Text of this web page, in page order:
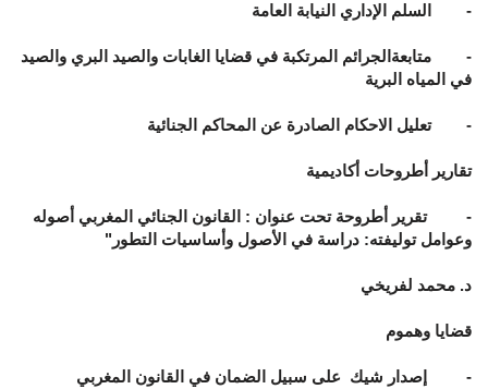
- السلم الإداري النيابة العامة
- متابعةالجرائم المرتكبة في قضايا الغابات والصيد البري والصيد
في المياه البرية
- تعليل الاحكام الصادرة عن المحاكم الجنائية
تقارير أطروحات أكاديمية
- تقرير أطروحة تحت عنوان : القانون الجنائي المغربي أصوله
وعوامل توليفته: دراسة في الأصول وأساسيات التطور"
د. محمد لفريخي
قضايا وهموم
- إصدار شيك على سبيل الضمان في القانون المغربي